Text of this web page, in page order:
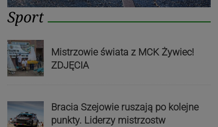
Sport
Mistrzowie świata z MCK Żywiec!
ZDJĘCIA
Bracia Szejowie ruszają po kolejne
punkty. Liderzy mistrzostw